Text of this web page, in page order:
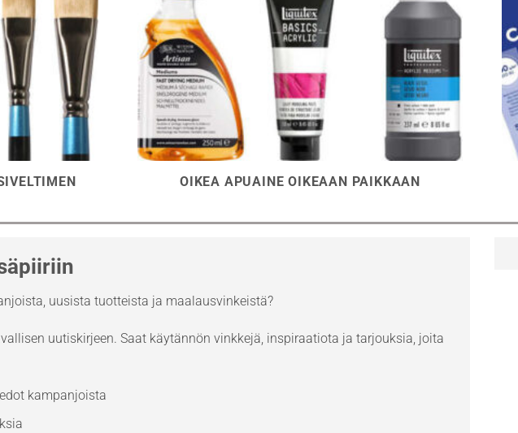
OIKEA APUAINE OIKEAAN PAIKKAAN
uusista tuotteista ja maalausvinkeistä?
uutiskirjeen. Saat käytännön vinkkejä, inspiraatiota ja tarjouksia, joita
kampanjoista